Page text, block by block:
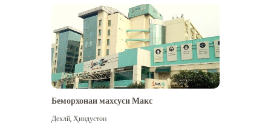
Беморхонаи махсуси Макс
Дехлй,Ҳиндустон